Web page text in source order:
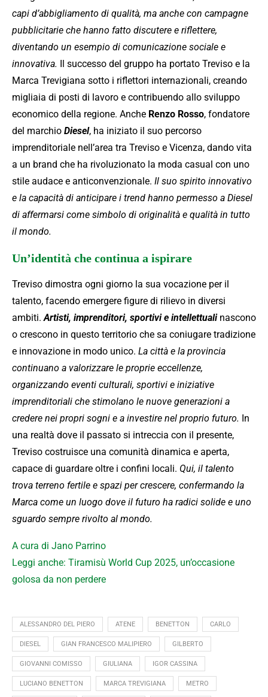
capi d’abbigliamento di qualità, ma anche con campagne
pubblicitarie che hanno fatto discutere e riflettere,
diventando un esempio di comunicazione sociale e
innovativa.
Il successo del gruppo ha portato Treviso e la
Marca Trevigiana sotto i riflettori internazionali, creando
migliaia di posti di lavoro e contribuendo allo sviluppo
economico della regione. Anche Renzo Rosso, fondatore
del marchio Diesel, ha iniziato il suo percorso
imprenditoriale nell’area tra Treviso e Vicenza, dando vita
a un brand che ha rivoluzionato la moda casual con uno
stile audace e anticonvenzionale. Il suo spirito innovativo
e la capacità di anticipare i trend hanno permesso a Diesel
di affermarsi come simbolo di originalità e qualità in tutto
il mondo.
Un’identità che continua a ispirare
Treviso dimostra ogni giorno la sua vocazione per il
talento, facendo emergere figure di rilievo in diversi
ambiti.Artisti, imprenditori, sportivi e intellettualinascono
o crescono in questo territorio che sa coniugare tradizione
e innovazione in modo unico. La città e la provincia
continuano a valorizzare le proprie eccellenze,
organizzando eventi culturali, sportivi e iniziative
imprenditoriali che stimolano le nuove generazioni a
credere nei propri sogni e a investire nel proprio futuro. In
una realtà dove il passato si intreccia con il presente,
Treviso costruisce una comunità dinamica e aperta,
capace di guardare oltre i confini locali. Qui, il talento
trova terreno fertile e spazi per crescere, confermando la
Marca come un luogo dove il futuro ha radici solide e uno
sguardo sempre rivolto al mondo.
A cura di Jano Parrino
Leggi anche: Tiramisù World Cup 2025, un’occasione
golosa da non perdere
ALESSANDRO DEL PIERO ATENE BENETTON CARLO
DIESEL GIAN FRANCESCO MALIPIERO GILBERTO
GIOVANNI COMISSO GIULIANA IGOR CASSINA
LUCIANO BENETTON MARCA TREVIGIANA METRO